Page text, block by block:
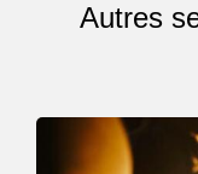
Autres